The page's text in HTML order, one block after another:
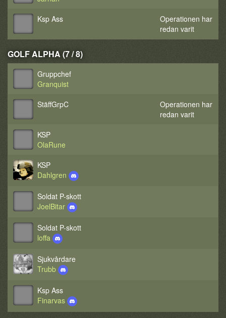
Ksp Ass
Operationen har
redan varit
GOLF ALPHA (7 / 8)
Gruppchef
Granquist
StäffGrpC
Operationen har
redan varit
KSP
OlaRune
KSP
Dahlgren
Soldat P-skott
JoelBitar
Soldat P-skott
loffa
Sjukvårdare
Trubb
Ksp Ass
Finarvas